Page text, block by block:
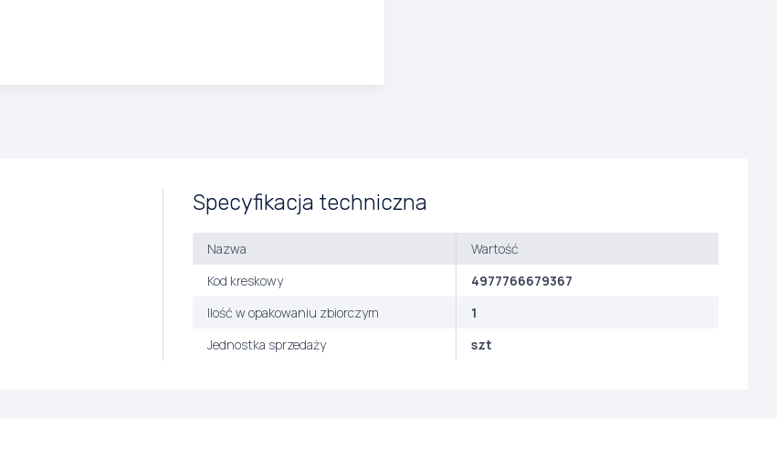
Specyfikacja techniczna
Nazwa
Wartość
Kod kreskowy
4977766679367
Ilość w opakowaniu zbiorczym
1
Jednostka sprzedaży
szt